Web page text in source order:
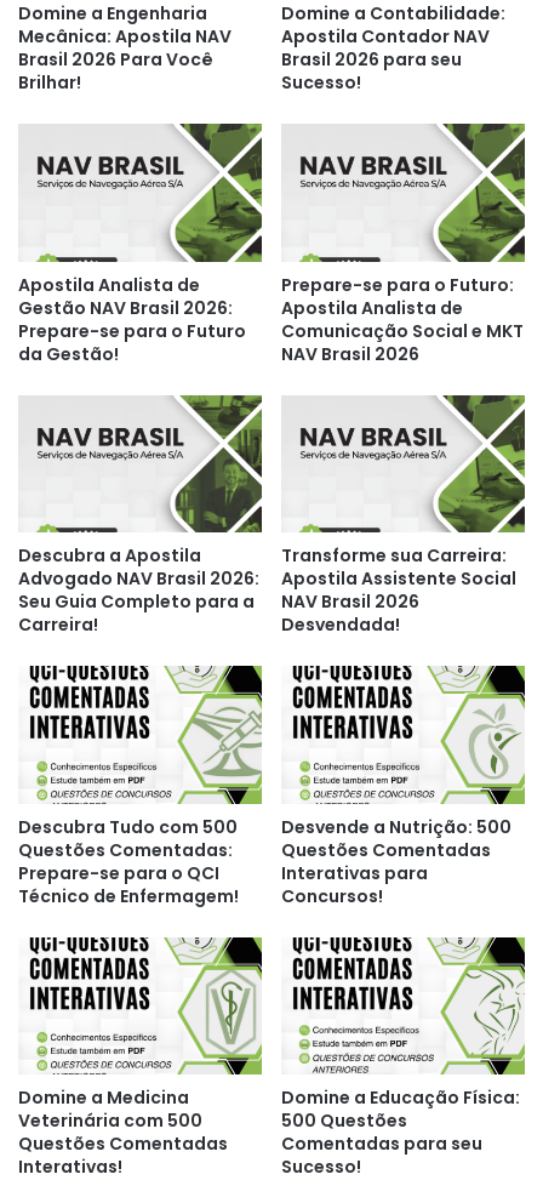
Domine a Engenharia
Mecânica: Apostila NAV
Brasil 2026 Para Você
Brilhar!
Domine a Contabilidade:
Apostila Contador NAV
Brasil 2026 para seu
Sucesso!
Apostila Analista de
Gestão NAV Brasil 2026:
Prepare-se para o Futuro
da Gestão!
Prepare-se para o Futuro:
Apostila Analista de
Comunicação Social e MKT
NAV Brasil 2026
Descubra a Apostila
Advogado NAV Brasil 2026:
Seu Guia Completo para a
Carreira!
Transforme sua Carreira:
Apostila Assistente Social
NAV Brasil 2026
Desvendada!
Descubra Tudo com 500
Questões Comentadas:
Prepare-se para o QCI
Técnico de Enfermagem!
Desvende a Nutrição: 500
Questões Comentadas
Interativas para
Concursos!
Domine a Medicina
Veterinária com 500
Questões Comentadas
Interativas!
Domine a Educação Física:
500 Questões
Comentadas para seu
Sucesso!